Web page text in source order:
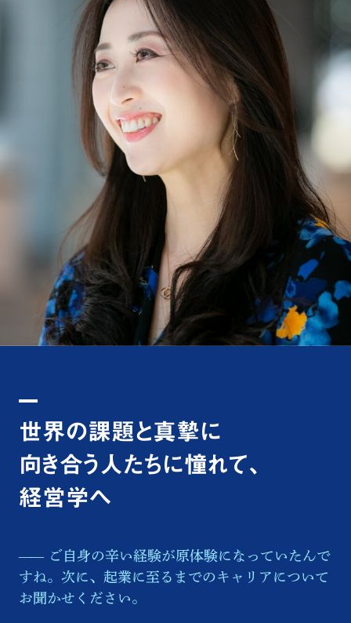
世界の課題と真摯に
向き合う人たちに憧れて、
経営学へ
ご自身の辛い経験が原体験になっていたんで
すね。次に、起業に至るまでのキャリアについて
お聞かせください。